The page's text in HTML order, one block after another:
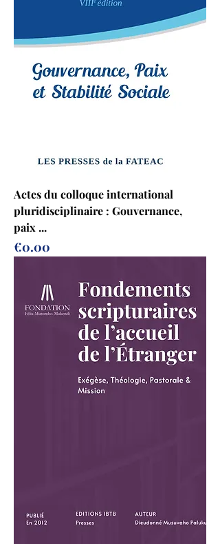
Actes du colloque international
pluridisciplinaire : Gouvernance,
paix ...
Prix
€0.00